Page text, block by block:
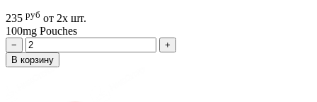
235 руб от 2х шт.
100mg Pouches
−
+
В корзину